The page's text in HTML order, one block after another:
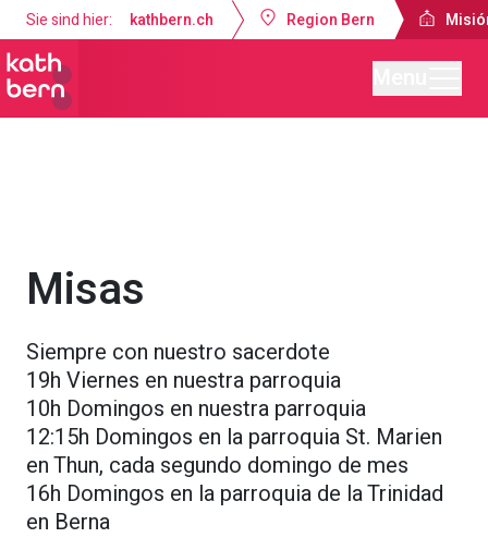
Sie sind hier: kathbern.ch Region Bern
Misas
Siempre con nuestro sacerdote
19h Viernes en nuestra parroquia
10h Domingos en nuestra parroquia
12:15h Domingos en la parroquia St. Marien
en Thun, cada segundo domingo de mes
16h Domingos en la parroquia de la Trinidad
en Berna